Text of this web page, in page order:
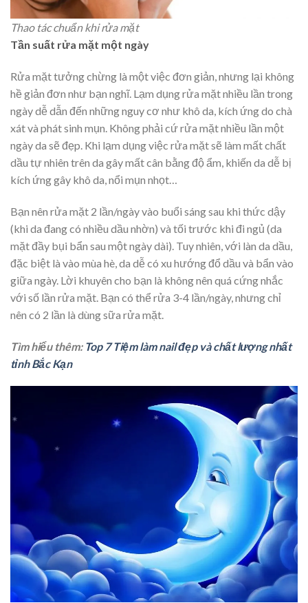
Thao tác chuẩn khi rửa mặt
Tần suất rửa mặt một ngày
Rửa mặt tưởng chừng là một việc đơn giản, nhưng lại không
hề giản đơn như bạn nghĩ. Lạm dụng rửa mặt nhiều lần trong
ngày dễ dẫn đến những nguy cơ như khô da, kích ứng do chà
xát và phát sinh mụn. Không phải cứ rửa mặt nhiều lần một
ngày da sẽ đẹp. Khi lạm dụng việc rửa mặt sẽ làm mất chất
dầu tự nhiên trên da gây mất cân bằng độ ẩm, khiến da dễ bị
kích ứng gây khô da, nổi mụn nhọt…
Bạn nên rửa mặt 2 lần/ngày vào buổi sáng sau khi thức dậy
(khi da đang có nhiều dầu nhờn) và tối trước khi đi ngủ (da
mặt đầy bụi bẩn sau một ngày dài). Tuy nhiên, với làn da dầu,
đặc biệt là vào mùa hè, da dễ có xu hướng đổ dầu và bẩn vào
giữa ngày. Lời khuyên cho bạn là không nên quá cứng nhắc
với số lần rửa mặt. Bạn có thể rửa 3-4 lần/ngày, nhưng chỉ
nên có 2 lần là dùng sữa rửa mặt.
Tìm hiểu thêm: Top 7 Tiệm làm nail đẹp và chất lượng nhất
tỉnh Bắc Kạn